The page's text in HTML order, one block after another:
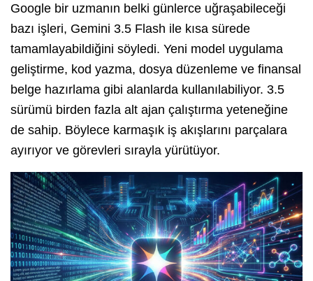
Google bir uzmanın belki günlerce uğraşabileceği
bazı işleri, Gemini 3.5 Flash ile kısa sürede
tamamlayabildiğini söyledi. Yeni model uygulama
geliştirme, kod yazma, dosya düzenleme ve finansal
belge hazırlama gibi alanlarda kullanılabiliyor. 3.5
sürümü birden fazla alt ajan çalıştırma yeteneğine
de sahip. Böylece karmaşık iş akışlarını parçalara
ayırıyor ve görevleri sırayla yürütüyor.